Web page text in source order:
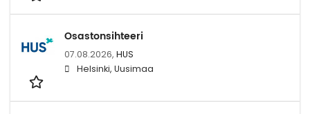
Osastonsihteeri
07.08.2026, HUS
Helsinki, Uusimaa